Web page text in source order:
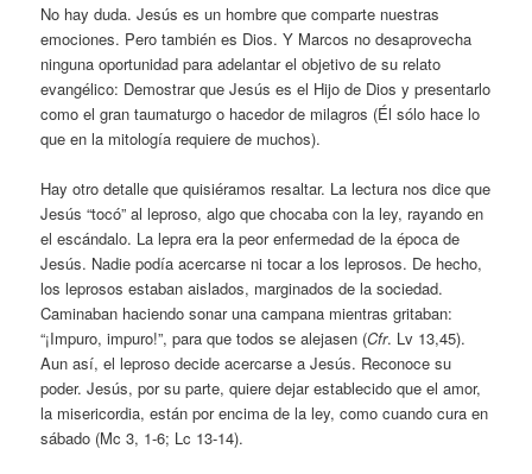
No hay duda. Jesús es un hombre que comparte nuestras
emociones. Pero también es Dios. Y Marcos no desaprovecha
ninguna oportunidad para adelantar el objetivo de su relato
evangélico: Demostrar que Jesús es el Hijo de Dios y presentarlo
como el gran taumaturgo o hacedor de milagros (Él sólo hace lo
que en la mitología requiere de muchos).
Hay otro detalle que quisiéramos resaltar. La lectura nos dice que
Jesús “tocó” al leproso, algo que chocaba con la ley, rayando en
el escándalo. La lepra era la peor enfermedad de la época de
Jesús. Nadie podía acercarse ni tocar a los leprosos. De hecho,
los leprosos estaban aislados, marginados de la sociedad.
Caminaban haciendo sonar una campana mientras gritaban:
“¡Impuro, impuro!”, para que todos se alejasen (Cfr. Lv 13,45).
Aun así, el leproso decide acercarse a Jesús. Reconoce su
poder. Jesús, por su parte, quiere dejar establecido que el amor,
la misericordia, están por encima de la ley, como cuando cura en
sábado (Mc 3, 1-6; Lc 13-14).